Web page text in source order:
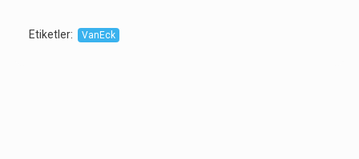
Etiketler: VanEck